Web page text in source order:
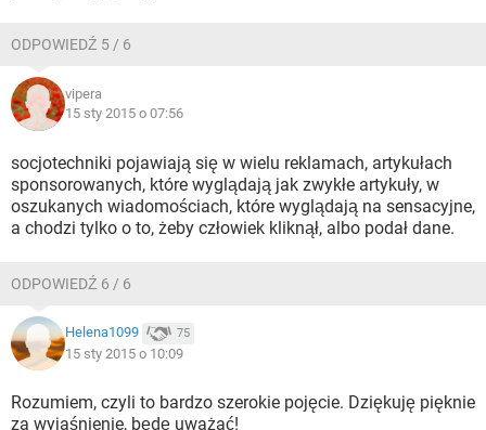
ODPOWIEDŹ 5 / 6
vipera
15 sty 2015 o 07:56
socjotechniki pojawiają się w wielu reklamach, artykułach
sponsorowanych, które wyglądają jak zwykłe artykuły, w
oszukanych wiadomościach, które wyglądają na sensacyjne,
a chodzi tylko o to, żeby człowiek kliknął, albo podał dane.
ODPOWIEDŹ 6 / 6
Helena1099 75
15 sty 2015 o 10:09
Rozumiem, czyli to bardzo szerokie pojęcie. Dziękuję pięknie
za wyjaśnienie, będę uważać!